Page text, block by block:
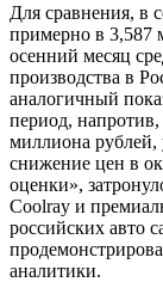
Для сравнения, в
примерно в 3,587
осенний месяц
производства в
аналогичный
период,
миллиона
снижение цен в
оценки»,
Coolray и
российских авто
аналитики.